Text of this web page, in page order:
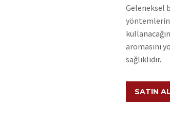
Geleneksel
aromasını
sağlıklıdır.
SATIN